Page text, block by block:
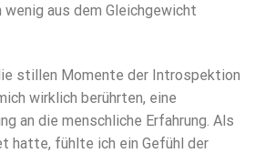
aus dem Gleichgewicht
stillen Momente der Introspektion
wirklich berührten, eine
an die menschliche Erfahrung. Als
hatte, fühlte ich ein Gefühl der